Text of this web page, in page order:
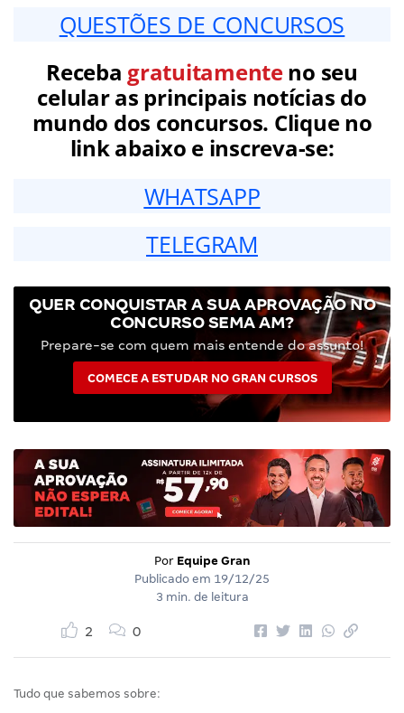
QUESTÕES DE CONCURSOS
Receba gratuitamenteno seu
celular as principais notícias do
mundo dos concursos. Clique no
link abaixo e inscreva-se:
WHATSAPP
TELEGRAM
QUER CONQUISTAR A SUA APROVAÇÃO NO
CONCURSO SEMA AM?
Prepare-se com quem mais entende do assunto!
COMECE A ESTUDAR NO GRAN CURSOS
Por Equipe Gran
Publicado em 19/12/25
3 min. de leitura
2 0
Tudo que sabemos sobre: